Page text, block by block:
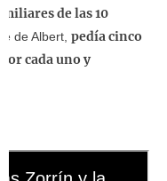
de las 10
de Albert, pedía cinco
por cada uno y